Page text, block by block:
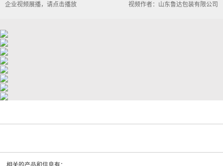
企业视频展播，请点击播放 视频作者：山东鲁达包装有限公司